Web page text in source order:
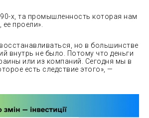
х, та промышленность которая нам
проели».
но в большинстве
внутрь не было. Потому что деньги
или из компаний. Сегодня мы в
есть следствие этого», —